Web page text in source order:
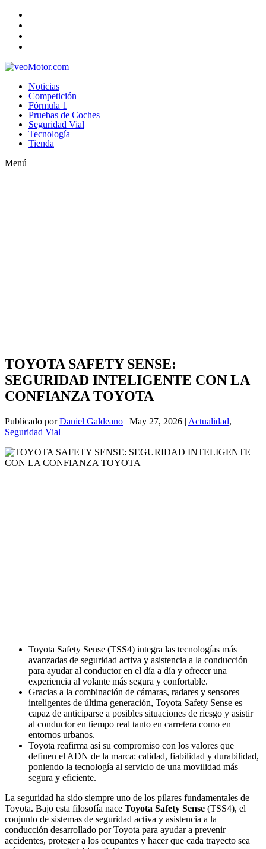
Noticias
Competición
Fórmula 1
Pruebas de Coches
Seguridad Vial
Tecnología
Tienda
Menú
TOYOTA SAFETY SENSE:
SEGURIDAD INTELIGENTE CON LA
CONFIANZA TOYOTA
Publicado porDaniel Galdeano | May 27, 2026 | Actualidad,
Seguridad Vial
Toyota Safety Sense (TSS4) integra las tecnologías más
avanzadas de seguridad activa y asistencia a la conducción
para ayudar al conductor en el día a día y ofrecer una
experiencia al volante más segura y confortable.
Gracias a la combinación de cámaras, radares y sensores
inteligentes de última generación, Toyota Safety Sense es
capaz de anticiparse a posibles situaciones de riesgo y asistir
al conductor en tiempo real tanto en carretera como en
entornos urbanos.
Toyota reafirma así su compromiso con los valores que
definen el ADN de la marca: calidad, fiabilidad y durabilidad,
poniendo la tecnología al servicio de una movilidad más
segura y eficiente.
La seguridad ha sido siempre uno de los pilares fundamentales de
Toyota. Bajo esta filosofía nace Toyota Safety Sense (TSS4), el
conjunto de sistemas de seguridad activa y asistencia a la
conducción desarrollado por Toyota para ayudar a prevenir
accidentes, proteger a los ocupantes y hacer que cada trayecto sea